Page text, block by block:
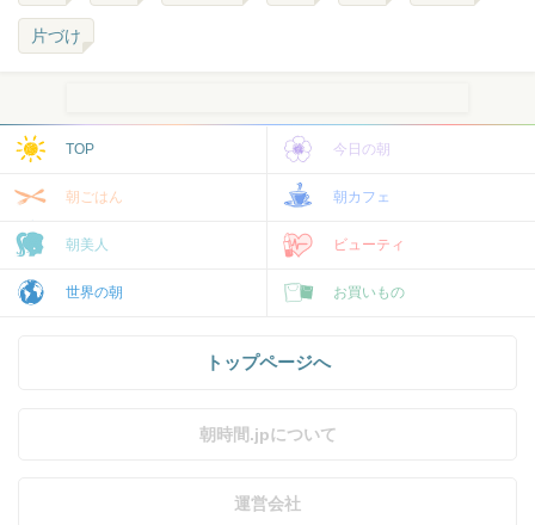
片づけ
TOP 今日の朝
朝ごはん 朝カフェ
朝美人 ビューティ
世界の朝 お買いもの
トップページへ
朝時間.jpについて
運営会社